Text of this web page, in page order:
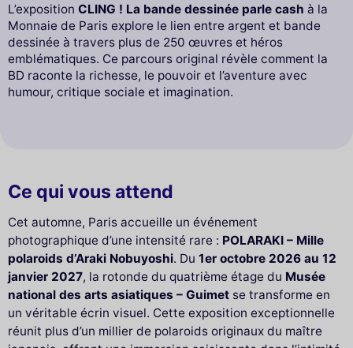
L’exposition CLING ! La bande dessinée parle cash à la
Monnaie de Paris explore le lien entre argent et bande
dessinée à travers plus de 250 œuvres et héros
emblématiques. Ce parcours original révèle comment la
BD raconte la richesse, le pouvoir et l’aventure avec
humour, critique sociale et imagination.
Ce qui vous attend
Cet automne, Paris accueille un événement
photographique d’une intensité rare : POLARAKI – Mille
polaroids d’Araki Nobuyoshi. Du 1er octobre 2026 au 12
janvier 2027, la rotonde du quatrième étage du Musée
national des arts asiatiques – Guimet se transforme en
un véritable écrin visuel. Cette exposition exceptionnelle
réunit plus d’un millier de polaroids originaux du maître